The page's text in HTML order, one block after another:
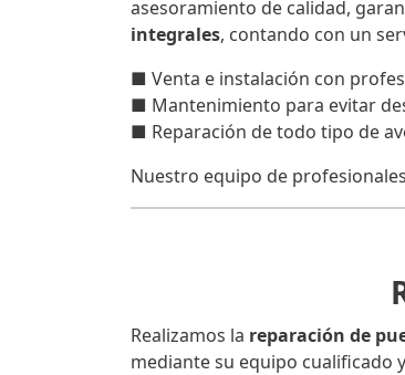
asesoramiento de calidad,
integrales, contando con un
■ Venta e instalación con
■ Mantenimiento para evitar
■ Reparación de todo tipo de
Nuestro equipo de
Realizamos la reparación de
mediante su equipo cualificado